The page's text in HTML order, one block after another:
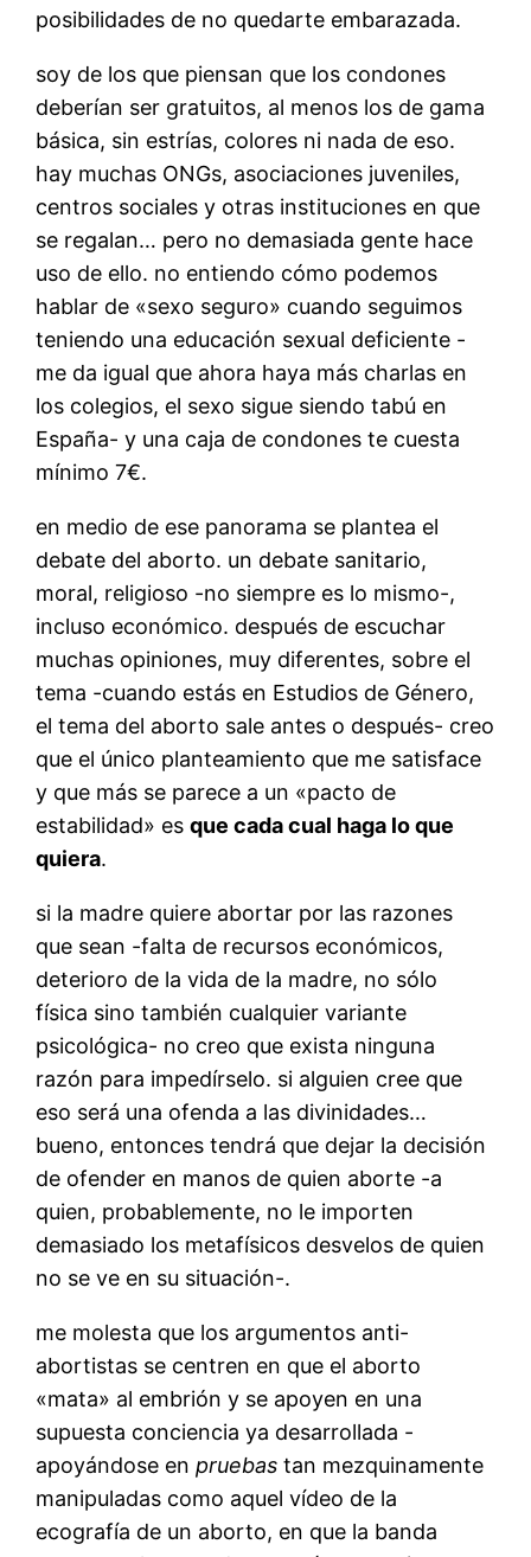
posibilidades de no quedarte embarazada.
soy de los que piensan que los condones
deberían ser gratuitos, al menos los de gama
básica, sin estrías, colores ni nada de eso.
hay muchas ONGs, asociaciones juveniles,
centros sociales y otras instituciones en que
se regalan… pero no demasiada gente hace
uso de ello. no entiendo cómo podemos
hablar de «sexo seguro» cuando seguimos
teniendo una educación sexual deficiente -
me da igual que ahora haya más charlas en
los colegios, el sexo sigue siendo tabú en
España- y una caja de condones te cuesta
mínimo 7€.
en medio de ese panorama se plantea el
debate del aborto. un debate sanitario,
moral, religioso -no siempre es lo mismo-,
incluso económico. después de escuchar
muchas opiniones, muy diferentes, sobre el
tema -cuando estás en Estudios de Género,
el tema del aborto sale antes o después- creo
que el único planteamiento que me satisface
y que más se parece a un «pacto de
estabilidad» esque cada cual haga lo que
quiera.
si la madre quiere abortar por las razones
que sean -falta de recursos económicos,
deterioro de la vida de la madre, no sólo
física sino también cualquier variante
psicológica- no creo que exista ninguna
razón para impedírselo. si alguien cree que
eso será una ofenda a las divinidades…
bueno, entonces tendrá que dejar la decisión
de ofender en manos de quien aborte -a
quien, probablemente, no le importen
demasiado los metafísicos desvelos de quien
no se ve en su situación-.
me molesta que los argumentos anti-
abortistas se centren en que el aborto
«mata» al embrión y se apoyen en una
supuesta conciencia ya desarrollada -
apoyándose enpruebas tan mezquinamente
manipuladas como aquel vídeo de la
ecografía de un aborto, en que la banda